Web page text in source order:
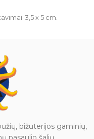
3,5 x 5 cm.
bižuterijos gaminių,